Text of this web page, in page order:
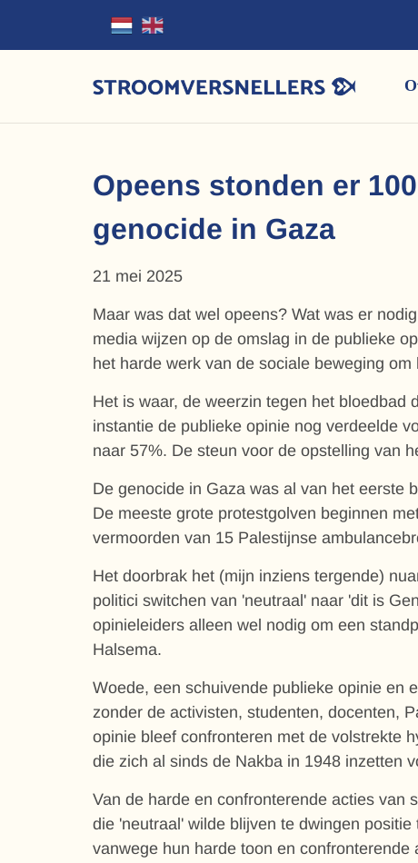
Opeens stonden er
genocide in Gaza
21 mei 2025
Maar was dat wel opeens? Wat was er
media wijzen op de omslag in de publieke
het harde werk van de sociale beweging
Het is waar, de weerzin tegen het bloedbad
instantie de publieke opinie nog verdeelde
naar 57%. De steun voor de opstelling van
De genocide in Gaza was al van het eerste
De meeste grote protestgolven beginnen
vermoorden van 15 Palestijnse
Het doorbrak het (mijn inziens tergende)
politici switchen van 'neutraal' naar 'dit is
opinieleiders alleen wel nodig om een
Halsema.
Woede, een schuivende publieke opinie en
zonder de activisten, studenten, docenten,
opinie bleef confronteren met de volstrekte
die zich al sinds de Nakba in 1948 inzetten
Van de harde en confronterende acties van
die 'neutraal' wilde blijven te dwingen
vanwege hun harde toon en